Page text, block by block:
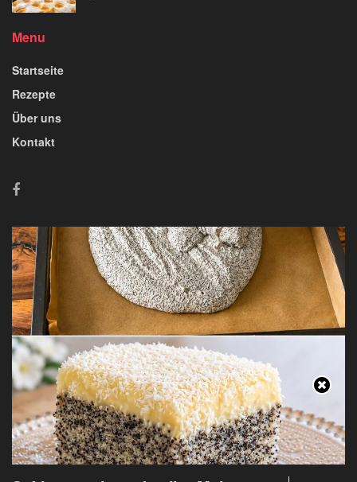
Menu
Startseite
Rezepte
Über uns
Kontakt